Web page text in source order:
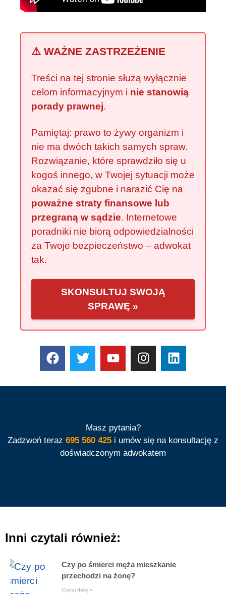
⚠️ WAŻNE ZASTRZEŻENIE
Treści na tej stronie służą wyłącznie
celom informacyjnym i nie stanowią
porady prawnej.
Pamiętaj: prawo to żywy organizm i
nie ma dwóch takich samych spraw.
Rozwiązanie, które sprawdziło się u
kogoś innego, w Twojej sytuacji może
okazać się zgubne i narazić Cię na
poważne straty finansowe lub
przegraną w sądzie. Internetowe
poradniki nie biorą odpowiedzialności
za Twoje bezpieczeństwo – adwokat
tak.
SKONSULTUJ SWOJĄ
SPRAWĘ »
Masz pytania?
Zadzwoń teraz 695 560 425 i umów się na konsultację z
doświadczonym adwokatem
Inni czytali również:
Czy po śmierci męża mieszkanie
przechodzi na żonę?
Czytaj dalej »